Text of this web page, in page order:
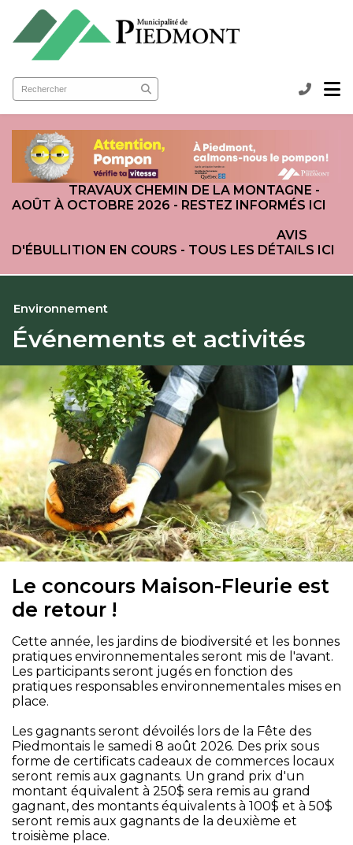
(Ma municipalité )
(Loisirs et culture )
TRAVAUX CHEMIN DE LA MONTAGNE -
AOÛT À OCTOBRE 2026 - RESTEZ INFORMÉS ICI
AVIS
D'ÉBULLITION EN COURS - TOUS LES DÉTAILS ICI
Environnement
Événements et activités
Le concours Maison-Fleurie est
de retour !
Cette année, les jardins de biodiversité et les bonnes
pratiques environnementales seront mis de l'avant.
Les participants seront jugés en fonction des
pratiques responsables environnementales mises en
place.
Les gagnants seront dévoilés lors de la Fête des
Piedmontais le samedi 8 août 2026. Des prix sous
forme de certificats cadeaux de commerces locaux
seront remis aux gagnants. Un grand prix d'un
montant équivalent à 250$ sera remis au grand
gagnant, des montants équivalents à 100$ et à 50$
seront remis aux gagnants de la deuxième et
troisième place.